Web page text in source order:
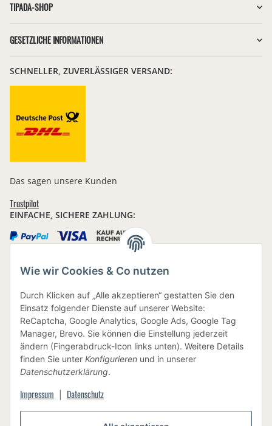
Wie wir Cookies & Co nutzen
Durch Klicken auf „Alle akzeptieren“ gestatten Sie den
Einsatz folgender Dienste auf unserer Website:
ReCaptcha, Google Analytics, Google Ads, Google Tag
Manager, Brevo. Sie können die Einstellung jederzeit
ändern (Fingerabdruck-Icon links unten). Weitere Details
finden Sie unter Konfigurieren und in unserer
Datenschutzerklärung.
Impressum Datenschutz
TIPADA-SHOP
GESETZLICHE INFORMATIONEN
SCHNELLER, ZUVERLÄSSIGER VERSAND:
Das sagen unsere Kunden
Trustpilot
EINFACHE, SICHERE ZAHLUNG:
BEWUSSTE VERPACKUNG